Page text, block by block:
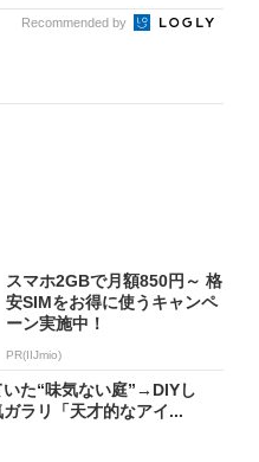
Recommended by
スマホ2GBで月額850円～ 格
安SIMをお得に使うキャンペ
ーン実施中！
PR(IIJmio)
た“味気ない庭”→DIYし
リ「天才的なアイ...